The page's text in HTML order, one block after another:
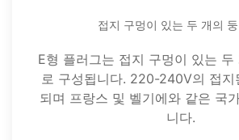
접지 구멍이 있는 두 개의
E형 플러그는 접지 구멍이 있는 두
로 구성됩니다. 220-240V의 접지
되며 프랑스 및 벨기에와 같은 국
니다.